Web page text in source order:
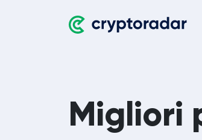
Migliori